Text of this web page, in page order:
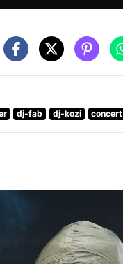
dj-fab dj-kozi concert